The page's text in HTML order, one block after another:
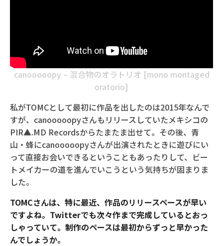
canooooopy – 混合物のオラトリオ [mono montaged
oratorio]
私がTOMCとして最初に作品を出したのは2015年なんで
すが、canooooopyさんもリリースしていたメキシコの
PIR▲.MD Recordsからたまたま出せて。その後、青
山・蜂にcanooooopyさんが出演されたときに遊びにい
って直接お会いできるということもあったりして、ビー
トメイカーの道を進んでいこうという気持ちが固まりま
した。
TOMCさんは、特に最近、作品のリリースペースが早い
ですよね。Twitterでも次々作まで完成しているとおっ
しゃっていて。制作のペースは最初からずっと早かった
んでしょうか。